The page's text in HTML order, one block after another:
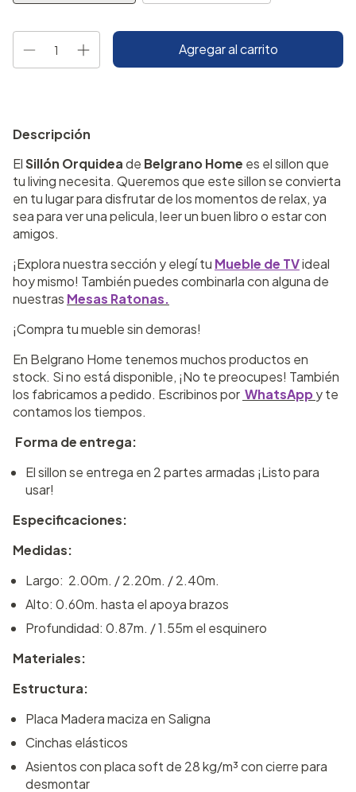
Descripción
ElSillón Orquideade Belgrano Home es el sillon que
tu living necesita. Queremos que este sillon se convierta
en tu lugar para disfrutar de los momentos de relax, ya
sea para ver una pelicula, leer un buen libro o estar con
amigos.
¡Explora nuestra sección y elegí tu Mueble de TVideal
hoy mismo! También puedes combinarla con alguna de
nuestras Mesas Ratonas.
¡Compra tu mueble sin demoras!
En Belgrano Home tenemos muchos productos en
stock. Si no está disponible, ¡No te preocupes! También
los fabricamos a pedido. Escribinos por WhatsAppy te
contamos los tiempos.
Forma de entrega:
El sillon se entrega en 2 partes armadas ¡Listo para
usar!
Especificaciones:
Medidas:
Largo: 2.00m. / 2.20m. / 2.40m.
Alto: 0.60m. hasta el apoya brazos
Profundidad: 0.87m. / 1.55m el esquinero
Materiales:
Estructura:
Placa Madera maciza en Saligna
Cinchas elásticos
Asientos con placa soft de 28 kg/m³ con cierre para
desmontar